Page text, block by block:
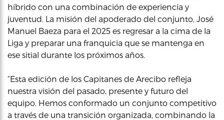
híbrido con una combinación de experiencia y
juventud. La misión del apoderado del conjunto, José
Manuel Baeza para el 2025 es regresar a la cima de la
Liga y preparar una franquicia que se mantenga en
ese sitial durante los próximos años.
“Esta edición de los Capitanes de Arecibo refleja
nuestra visión del pasado, presente y futuro del
equipo. Hemos conformado un conjunto competitivo
a través de una transición organizada, combinando la